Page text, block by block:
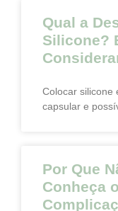
Qual a
Silicone?
Colocar silicone
capsular e
Por Que
Conheça